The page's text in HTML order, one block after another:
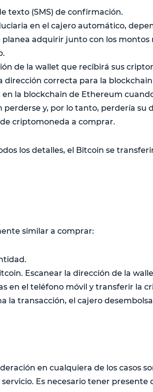
texto (SMS) de confirmación.
en el cajero automático,
planea adquirir junto con los
de la wallet que recibirá sus
dirección correcta para la
la blockchain de Ethereum
y, por lo tanto, perdería su
criptomoneda a comprar.
los detalles, el Bitcoin se
similar a comprar:
Escanear la dirección de la
en el teléfono móvil y transferir la
la transacción, el cajero
en cualquiera de los casos
Es necesario tener presente